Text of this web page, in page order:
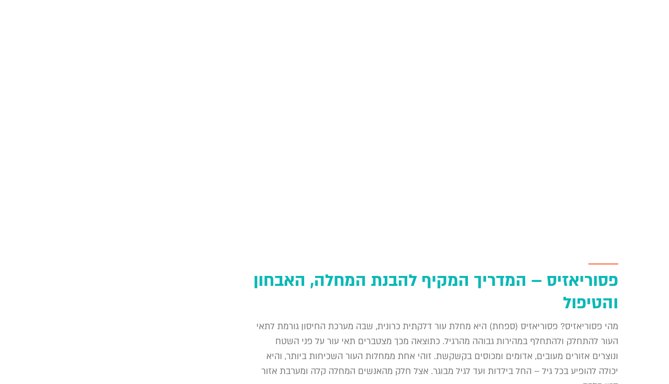
פסוריאזיס – המדריך המקיף להבנת המחלה, האבחון
והטיפול
מהי פסוריאזיס? פסוריאזיס (ספחת) היא מחלת עור דלקתית כרונית, שבה מערכת החיסון גורמת לתאי
העור להתחלק ולהתחלף במהירות גבוהה מהרגיל. כתוצאה מכך מצטברים תאי עור על פני השטח
ונוצרים אזורים מעובים, אדומים ומכוסים בקשקשת. זוהי אחת ממחלות העור השכיחות ביותר, והיא
יכולה להופיע בכל גיל – החל בילדות ועד לגיל מבוגר. אצל חלק מהאנשים המחלה קלה ומערבת אזור